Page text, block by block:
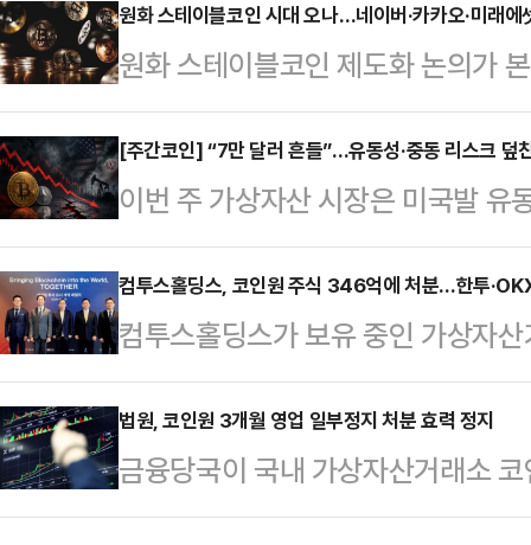
가상자산 시황 플랫폼 코인게코에
은 7만3808달러에 거래됐다.이더
전문 매체 코인텔레그래프는 이번
기 방향성을 결정할 핵심 변수로 떠
던 미국·이란 갈등은 다소 진정되
이란과의 합의를 서두르지 않…
원화 스테이블코인 시대 오나…네이버·카카오·미래
원화 스테이블코인 제도화 논의가
상자산 업계의 주도권 경쟁이 한층
면 미국과 유럽이 스테이블코인과
게 추진하는 가운데 국내 역시 올해
개될 것으로 전망된다.이준호 하나
로 스테이블코인과 RWA 시장이
리티 액트 제도화를 추진하고 있다
본법 논의가 재개되면서 원화 스…
[주간코인] “7만 달러 흔들”…유동성·중동 리스크 덮
이번 주 가상자산 시장은 미국발 유
겹치며 전반적인 약세 흐름을 보였
감에 힘입어 반등을 시도했지만, 후
금 이탈이 부각되며 낙폭을 키웠
러선 회복을 시도했다.미국과 이란
산 선호 심리가 살아난 영향이다.국
서 시장에서는 다시 8만 달러선 회
래가지 못했다.미국 현물 …
컴투스홀딩스, 코인원 주식 346억에 처분…한투
컴투스홀딩스가 보유 중인 가상자
100억원 규모의 차익 실현에 성공
식 6만8894주를 처분하기로 결정
346억원 규모로, 코인원 전체 주식
컴투스홀딩스, 한국투자증권, OKX
법원, 코인원 3개월 영업 일부정지 처분 효력 정지
금융당국이 국내 가상자산거래소
효력을 법원이 정지했다.서울행정